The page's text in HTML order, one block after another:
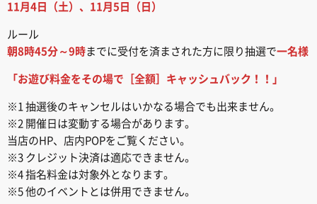
11月4日（土）、11月5日（日）
ルール
朝8時45分～9時までに受付を済まされた方に限り抽選で一名様
「お遊び料金をその場で［全額］キャッシュバック！！」
※1 抽選後のキャンセルはいかなる場合でも出来ません。
※2 開催日は変動する場合があります。
当店のHP、店内POPをご覧ください。
※3 クレジット決済は適応できません。
※4 指名料金は対象外となります。
※5 他のイベントとは併用できません。